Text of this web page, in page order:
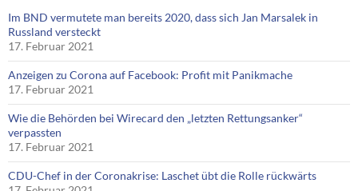
Im BND vermutete man bereits 2020, dass sich Jan Marsalek in
Russland versteckt
17. Februar 2021
Anzeigen zu Corona auf Facebook: Profit mit Panikmache
17. Februar 2021
Wie die Behörden bei Wirecard den „letzten Rettungsanker“
verpassten
17. Februar 2021
CDU-Chef in der Coronakrise: Laschet übt die Rolle rückwärts